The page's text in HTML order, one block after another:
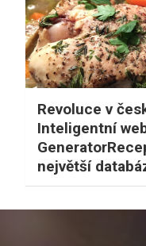
Revoluce v
Inteligentní
největší